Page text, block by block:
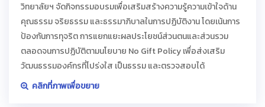
วิทยาลัยฯ จัดกิจกรรมอบรมเพื่อเสริมสร้างความรู้ความเข้าใจด้าน
คุณธรรม จริยธรรม และธรรมาภิบาลในการปฏิบัติงาน โดยเน้นการ
ป้องกันการทุจริต การแยกแยะผลประโยชน์ส่วนตนและส่วนรวม
ตลอดจนการปฏิบัติตามนโยบาย No Gift Policy เพื่อส่งเสริม
วัฒนธรรมองค์กรที่โปร่งใส เป็นธรรม และตรวจสอบได้
คลิกที่ภาพเพื่อขยาย